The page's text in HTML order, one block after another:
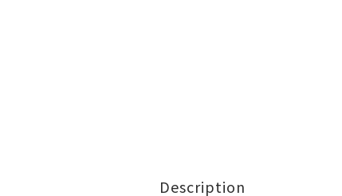
Description